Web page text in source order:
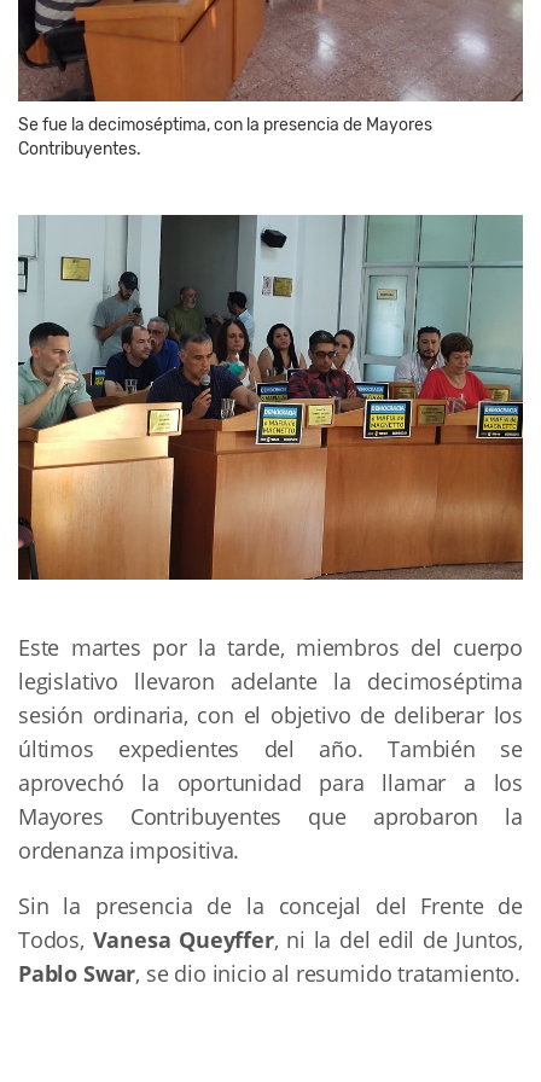
Se fue la decimoséptima, con la presencia de Mayores
Contribuyentes.
Este martes por la tarde, miembros del cuerpo
legislativo llevaron adelante la decimoséptima
sesión ordinaria, con el objetivo de deliberar los
últimos expedientes del año. También se
aprovechó la oportunidad para llamar a los
Mayores Contribuyentes que aprobaron la
ordenanza impositiva.
Sin la presencia de la concejal del Frente de
Todos, Vanesa Queyffer, ni la del edil de Juntos,
Pablo Swar, se dio inicio al resumido tratamiento.